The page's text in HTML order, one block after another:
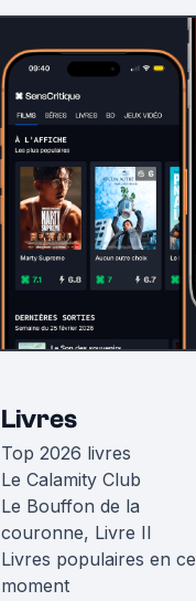
Livres
Top 2026 livres
Le Calamity Club
Le Bouffon de la
couronne, Livre II
Livres populaires en ce
moment